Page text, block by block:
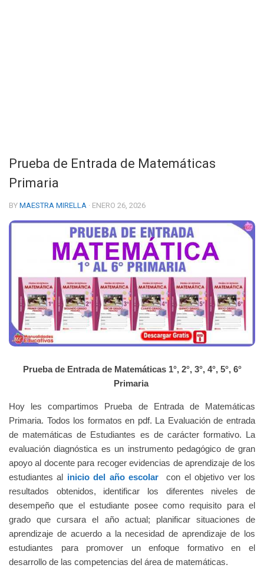
Prueba de Entrada de Matemáticas
Primaria
BY MAESTRA MIRELLA · ENERO 26, 2026
Prueba de Entrada de Matemáticas 1°, 2°, 3°, 4°, 5°, 6°
Primaria
Hoy les compartimos Prueba de Entrada de Matemáticas
Primaria. Todos los formatos en pdf. La Evaluación de entrada
de matemáticas de Estudiantes es de carácter formativo. La
evaluación diagnóstica es un instrumento pedagógico de gran
apoyo al docente para recoger evidencias de aprendizaje de los
estudiantes al inicio del año escolar
con el objetivo ver los
resultados obtenidos, identificar los diferentes niveles de
desempeño que el estudiante posee como requisito para el
grado que cursara el año actual; planificar situaciones de
aprendizaje de acuerdo a la necesidad de aprendizaje de los
estudiantes para promover un enfoque formativo en el
desarrollo de las competencias del área de matemáticas.